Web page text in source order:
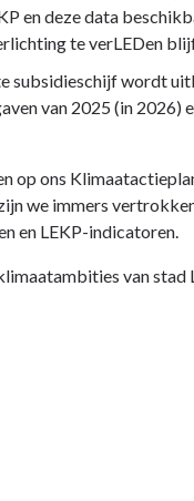
en deze data
te verLEDen
subsidieschijf wordt
van 2025 (in 2026)
op ons
we immers
en LEKP-indicatoren.
van